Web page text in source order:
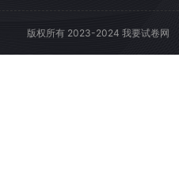
版权所有 2023-2024 我要试卷网